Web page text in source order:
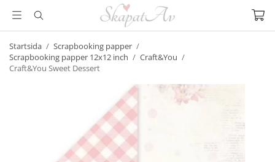
Startsida / Scrapbooking papper /
Scrapbooking papper 12x12 inch / Craft&You /
Craft&You Sweet Dessert